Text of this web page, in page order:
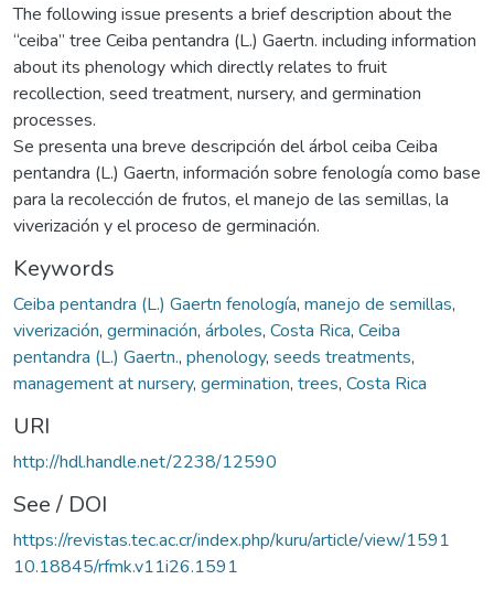
The following issue presents a brief description about the
“ceiba” tree Ceiba pentandra (L.) Gaertn. including information
about its phenology which directly relates to fruit
recollection, seed treatment, nursery, and germination
processes.
Se presenta una breve descripción del árbol ceiba Ceiba
pentandra (L.) Gaertn, información sobre fenología como base
para la recolección de frutos, el manejo de las semillas, la
viverización y el proceso de germinación.
Keywords
Ceiba pentandra (L.) Gaertn fenología, manejo de semillas,
viverización, germinación, árboles, Costa Rica, Ceiba
pentandra (L.) Gaertn., phenology, seeds treatments,
management at nursery, germination, trees, Costa Rica
URI
http://hdl.handle.net/2238/12590
See / DOI
https://revistas.tec.ac.cr/index.php/kuru/article/view/1591
10.18845/rfmk.v11i26.1591